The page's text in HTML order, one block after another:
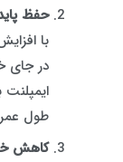
حفظ
با
در جای
طول
کاهش